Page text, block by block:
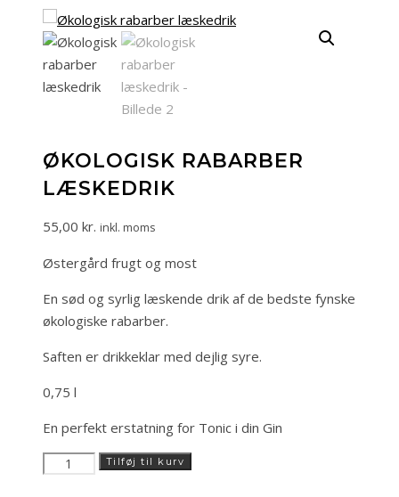
ØKOLOGISK RABARBER
LÆSKEDRIK
55,00 kr. inkl. moms
Østergård frugt og most
En sød og syrlig læskende drik af de bedste fynske
økologiske rabarber.
Saften er drikkeklar med dejlig syre.
0,75 l
En perfekt erstatning for Tonic i din Gin
Økologisk
Tilføj til kurv